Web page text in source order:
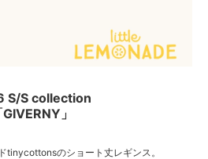
S/S collection
GIVERNY」
tinycottonsのショート丈レギンス。